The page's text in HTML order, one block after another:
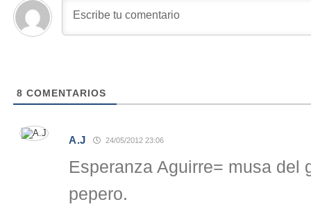
8 COMENTARIOS
A.J 24/05/2012 23:06
Esperanza Aguirre= musa del
pepero.